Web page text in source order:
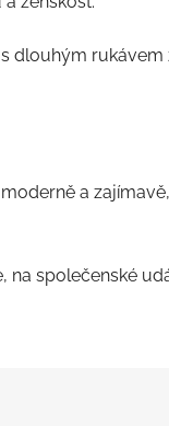
dlouhým
a
na společenské